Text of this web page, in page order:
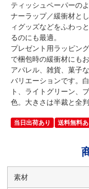
ティッシュペーパーの
ナーラップ／緩衝材と
ィグッズなどをふわっ
るのにも最適。
プレゼント用ラッピン
で梱包時の緩衝材にもお
アパレル、雑貨、菓子
バリエーションです。
ト、ライトグリーン、
色。大きさは半裁と全
当日出荷あり 送料無料あ
素材